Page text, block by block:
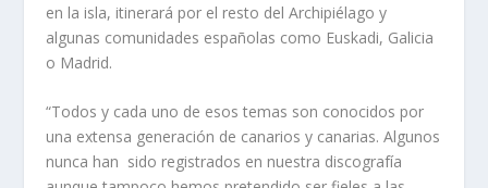
en la isla, itinerará por el resto del Archipiélago y
algunas comunidades españolas como Euskadi, Galicia
o Madrid.
“Todos y cada uno de esos temas son conocidos por
una extensa generación de canarios y canarias. Algunos
nunca han sido registrados en nuestra discografía